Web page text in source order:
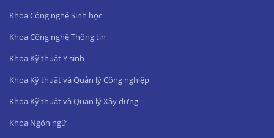
Khoa Công nghệ Sinh học
Khoa Công nghệ Thông tin
Khoa Kỹ thuật Y sinh
Khoa Kỹ thuật và Quản lý Công nghiệp
Khoa Kỹ thuật và Quản lý Xây dựng
Khoa Ngôn ngữ